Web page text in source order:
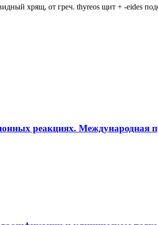
хрящ, от греч. thyreos щит + -eides
реакциях. Международная